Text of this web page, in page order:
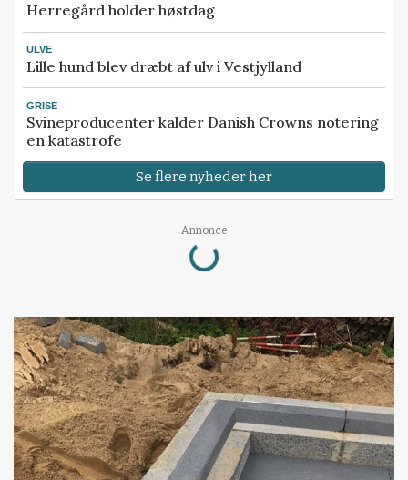
Herregård holder høstdag
ULVE
Lille hund blev dræbt af ulv i Vestjylland
GRISE
Svineproducenter kalder Danish Crowns notering
en katastrofe
Se flere nyheder her
Annonce
Loading...